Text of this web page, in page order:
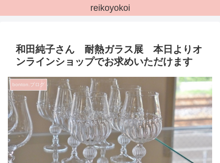
reikoyokoi
和田純子さん 耐熱ガラス展 本日よりオ
ンラインショップでお求めいただけます
bonton.ブログ